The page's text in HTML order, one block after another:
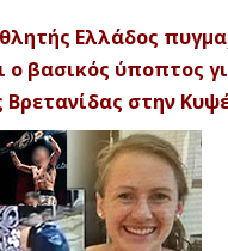
Ελλάδος
ο βασικός ύποπτος
Βρετανίδας στην